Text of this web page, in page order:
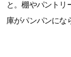
と。棚やパントリ
庫がパンパンにな